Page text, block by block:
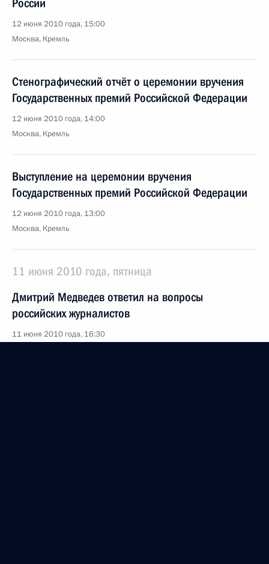
России
12 июня 2010 года, 15:00
Москва, Кремль
Стенографический отчёт о церемонии вручения
Государственных премий Российской Федерации
12 июня 2010 года, 14:00
Москва, Кремль
Выступление на церемонии вручения
Государственных премий Российской Федерации
12 июня 2010 года, 13:00
Москва, Кремль
11 июня 2010 года, пятница
Дмитрий Медведев ответил на вопросы
российских журналистов
11 июня 2010 года, 16:30